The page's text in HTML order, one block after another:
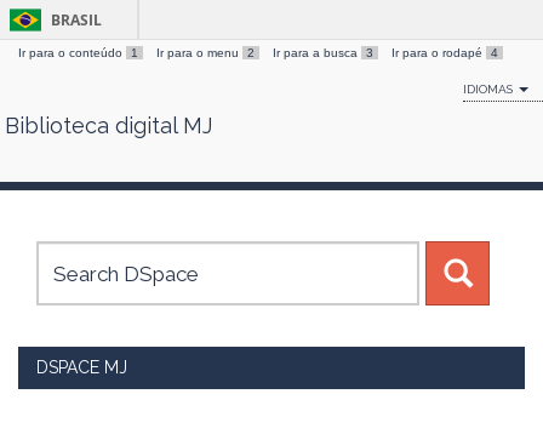
Skip
BRASIL
Ir para o conteúdo 1 Ir para o menu 2 Ir para a busca 3 Ir para o rodapé 4
IDIOMAS
Biblioteca digital MJ
DSPACE MJ